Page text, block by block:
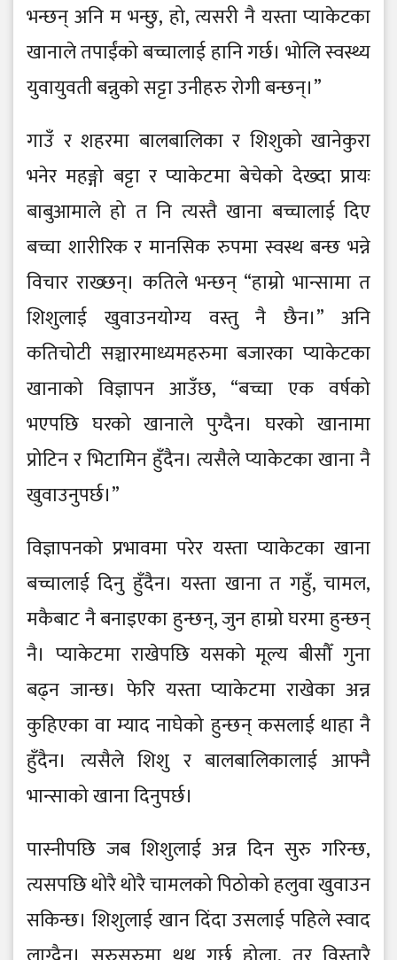
भन्छन् अनि म भन्छु, हो, त्यसरी नै यस्ता प्याकेटका
खानाले तपाईंको बच्चालाई हानि गर्छ। भोलि स्वस्थ्य
युवायुवती बन्नुको सट्टा उनीहरु रोगी बन्छन्।”
गाउँ र शहरमा बालबालिका र शिशुको खानेकुरा
भनेर महङ्गो बट्टा र प्याकेटमा बेचेको देख्दा प्रायः
बाबुआमाले हो त नि त्यस्तै खाना बच्चालाई दिए
बच्चा शारीरिक र मानसिक रुपमा स्वस्थ बन्छ भन्ने
विचार राख्छन्। कतिले भन्छन् “हाम्रो भान्सामा त
शिशुलाई खुवाउनयोग्य वस्तु नै छैन।” अनि
कतिचोटी सञ्चारमाध्यमहरुमा बजारका प्याकेटका
खानाको विज्ञापन आउँछ, “बच्चा एक वर्षको
भएपछि घरको खानाले पुग्दैन। घरको खानामा
प्रोटिन र भिटामिन हुँदैन। त्यसैले प्याकेटका खाना नै
खुवाउनुपर्छ।”
विज्ञापनको प्रभावमा परेर यस्ता प्याकेटका खाना
बच्चालाई दिनु हुँदैन। यस्ता खाना त गहुँ, चामल,
मकैबाट नै बनाइएका हुन्छन्, जुन हाम्रो घरमा हुन्छन्
नै। प्याकेटमा राखेपछि यसको मूल्य बीसौँ गुना
बढ्न जान्छ। फेरि यस्ता प्याकेटमा राखेका अन्न
कुहिएका वा म्याद नाघेको हुन्छन् कसलाई थाहा नै
हुँदैन। त्यसैले शिशु र बालबालिकालाई आफ्नै
भान्साको खाना दिनुपर्छ।
पास्नीपछि जब शिशुलाई अन्न दिन सुरु गरिन्छ,
त्यसपछि थोरै थोरै चामलको पिठोको हलुवा खुवाउन
सकिन्छ। शिशुलाई खान दिंदा उसलाई पहिले स्वाद